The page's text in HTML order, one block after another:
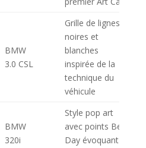
BMW
3.0 CSL
Grille de lignes
noires et
blanches
inspirée de la
technique du
véhicule
BMW
320i
Style pop art
avec points Ben
Day évoquant